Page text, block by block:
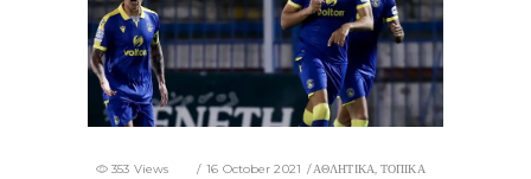
16 October 2021 ΑΘΛΗΤΙΚΑ,ΤΟΠΙΚΑ
353 Views